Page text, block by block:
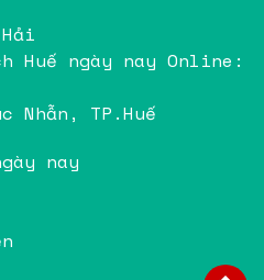
Huế ngày nay Online:
Nhẫn, TP.Huế
nay